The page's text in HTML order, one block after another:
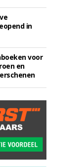
in
voor
en